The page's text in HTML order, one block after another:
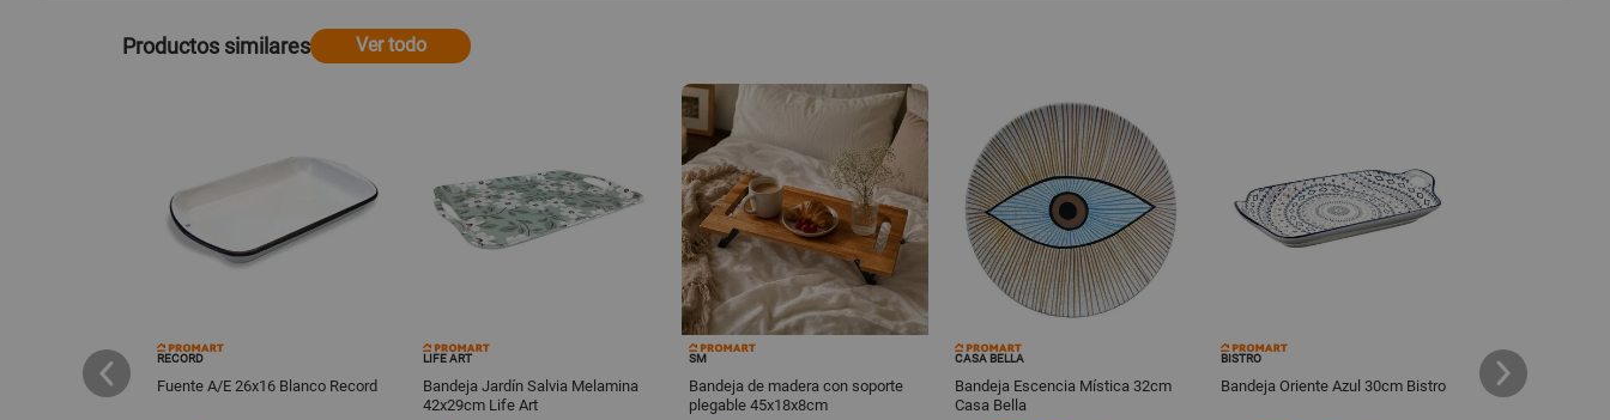
Productos similares Ver todo
para quesos
RECORD
Fuente A/E 26x16 Blanco Record
LIFE ART
Bandeja Jardín Salvia Melamina
42x29cm Life Art
SM
Bandeja de madera con soporte
plegable 45x18x8cm
CASA BELLA
Bandeja Escencia Mística 32cm
Casa Bella
BISTRO
Bandeja Oriente Azul 30cm Bistro
POLINPLAST
Bandeja